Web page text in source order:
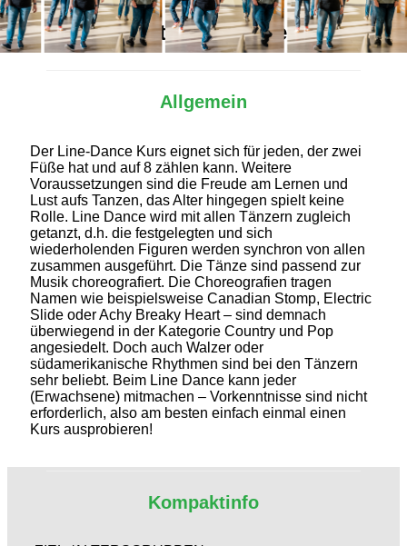
Alles Wichtige auf einen Blick
Allgemein
Der Line-Dance Kurs eignet sich für jeden, der zwei
Füße hat und auf 8 zählen kann. Weitere
Voraussetzungen sind die Freude am Lernen und
Lust aufs Tanzen, das Alter hingegen spielt keine
Rolle. Line Dance wird mit allen Tänzern zugleich
getanzt, d.h. die festgelegten und sich
wiederholenden Figuren werden synchron von allen
zusammen ausgeführt. Die Tänze sind passend zur
Musik choreografiert. Die Choreografien tragen
Namen wie beispielsweise Canadian Stomp, Electric
Slide oder Achy Breaky Heart – sind demnach
überwiegend in der Kategorie Country und Pop
angesiedelt. Doch auch Walzer oder
südamerikanische Rhythmen sind bei den Tänzern
sehr beliebt. Beim Line Dance kann jeder
(Erwachsene) mitmachen – Vorkenntnisse sind nicht
erforderlich, also am besten einfach einmal einen
Kurs ausprobieren!
Kompaktinfo